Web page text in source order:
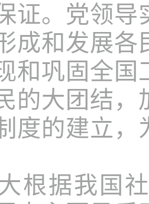
证。党领
成和发展
和巩固全
的大团结
度的建立
根据我国